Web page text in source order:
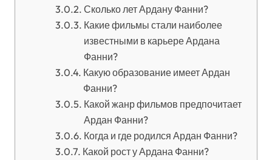
Сколько лет Ардану Фанни?
Какие фильмы стали наиболее
известными в карьере Ардана
Фанни?
Какую образование имеет Ардан
Фанни?
Какой жанр фильмов предпочитает
Ардан Фанни?
Когда и где родился Ардан Фанни?
Какой рост у Ардана Фанни?